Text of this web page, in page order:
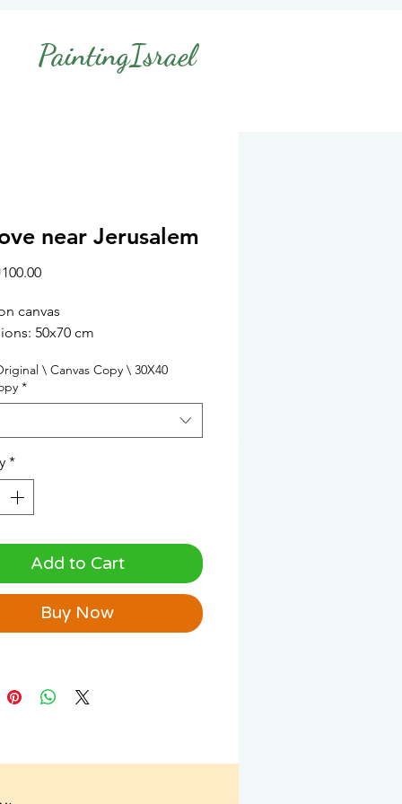
PaintingIsrael
near Jerusalem
Sale
canvas
50x70 cm
\ Canvas Copy \ 30X40
*
*
Add to Cart
Buy Now